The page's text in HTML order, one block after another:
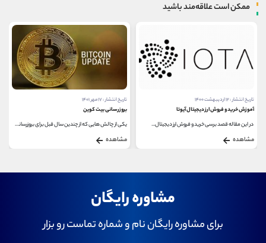
ممکن است علاقه‌مند باشید
تاریخ انتشار : ۱۷ مهر ۱۴۰۱
بروزرسانی بیت کوین
مشاهده
تاریخ انتشار : ۲۷ اردیبهشت ۱۴۰۰
آموزش خرید و فروش ارز دیجیتال ZEC
برای آموزش خرید و فروش ارز دیجیتال ZEC تا پایان...
مشاهده
مشاوره رایگان
برای مشاوره رایگان نام و شماره تماست رو بزار